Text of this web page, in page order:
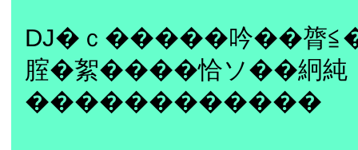
DJ�ｃ�����吟��膂
腟�絮����恰ソ��絅純
������������